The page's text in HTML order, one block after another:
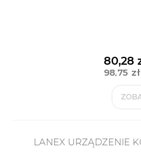
80,28
98,75 zł
LANEX URZĄDZENIE